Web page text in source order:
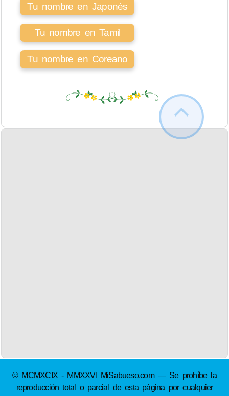
Tu nombre en Japonés
Tu nombre en Tamil
Tu nombre en Coreano
© MCMXCIX - MMXXVI MiSabueso.com — Se prohíbe la
reproducción total o parcial de esta página por cualquier